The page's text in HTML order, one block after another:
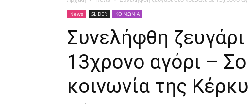
News SLIDER ΚΟΙΝΩΝΙΑ
Συνελήφθη
13χρονο αγόρι –
κοινωνία της